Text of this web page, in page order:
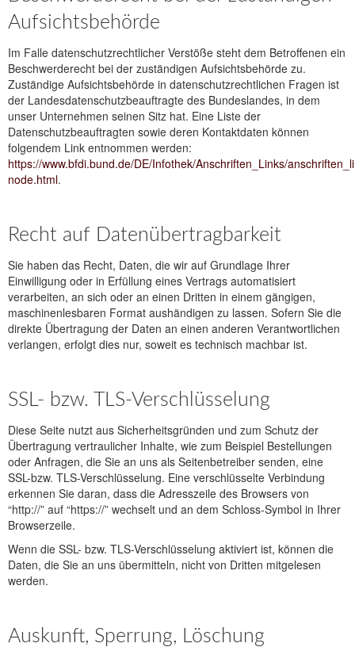
Aufsichtsbehörde
Im Falle datenschutzrechtlicher Verstöße steht dem Betroffenen ein
Beschwerderecht bei der zuständigen Aufsichtsbehörde zu.
Zuständige Aufsichtsbehörde in datenschutzrechtlichen Fragen ist
der Landesdatenschutzbeauftragte des Bundeslandes, in dem
unser Unternehmen seinen Sitz hat. Eine Liste der
Datenschutzbeauftragten sowie deren Kontaktdaten können
folgendem Link entnommen werden:
https://www.bfdi.bund.de/DE/Infothek/Anschriften_Links/
node.html.
Recht auf Datenübertragbarkeit
Sie haben das Recht, Daten, die wir auf Grundlage Ihrer
Einwilligung oder in Erfüllung eines Vertrags automatisiert
verarbeiten, an sich oder an einen Dritten in einem gängigen,
maschinenlesbaren Format aushändigen zu lassen. Sofern Sie die
direkte Übertragung der Daten an einen anderen Verantwortlichen
verlangen, erfolgt dies nur, soweit es technisch machbar ist.
SSL- bzw. TLS-Verschlüsselung
Diese Seite nutzt aus Sicherheitsgründen und zum Schutz der
Übertragung vertraulicher Inhalte, wie zum Beispiel Bestellungen
oder Anfragen, die Sie an uns als Seitenbetreiber senden, eine
SSL-bzw. TLS-Verschlüsselung. Eine verschlüsselte Verbindung
erkennen Sie daran, dass die Adresszeile des Browsers von
“http://” auf “https://” wechselt und an dem Schloss-Symbol in Ihrer
Browserzeile.
Wenn die SSL- bzw. TLS-Verschlüsselung aktiviert ist, können die
Daten, die Sie an uns übermitteln, nicht von Dritten mitgelesen
werden.
Auskunft, Sperrung, Löschung